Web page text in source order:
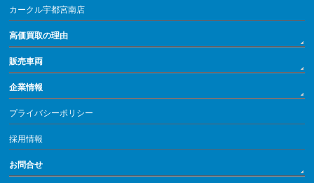
カークル宇都宮南店
高価買取の理由
販売車両
企業情報
プライバシーポリシー
採用情報
お問合せ